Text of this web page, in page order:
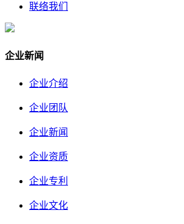
联络我们
企业新闻
企业介绍
企业团队
企业新闻
企业资质
企业专利
企业文化